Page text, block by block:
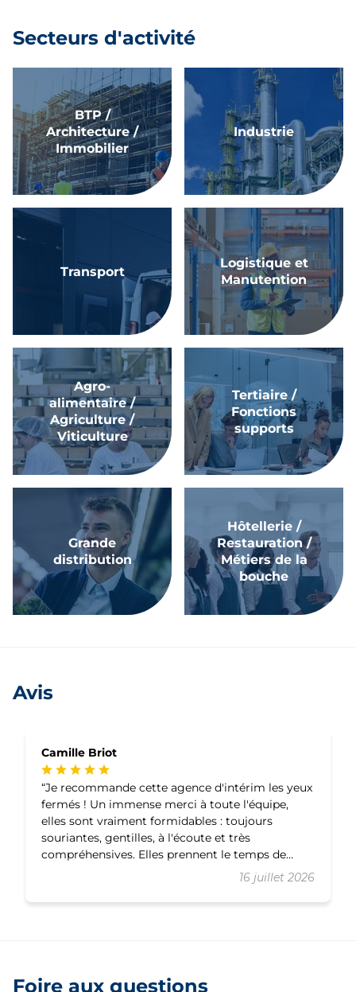
Secteurs d'activité
BTP /
Architecture /
Immobilier
Industrie
Transport
Logistique et
Manutention
Agro-
alimentaire /
Agriculture /
Viticulture
Tertiaire /
Fonctions
supports
Grande
distribution
Hôtellerie /
Restauration /
Métiers de la
bouche
Avis
Camille Briot
16 juillet 2026
Je recommande cette agence d'intérim les yeux
fermés ! Un immense merci à toute l'équipe,
elles sont vraiment formidables : toujours
souriantes, gentilles, à l'écoute et très
compréhensives. Elles prennent le temps de
trouver des missions adaptées et sont toujours
disponibles pour répondre aux questions ou
accompagner en cas de besoin. C'est un vrai
Foire aux questions